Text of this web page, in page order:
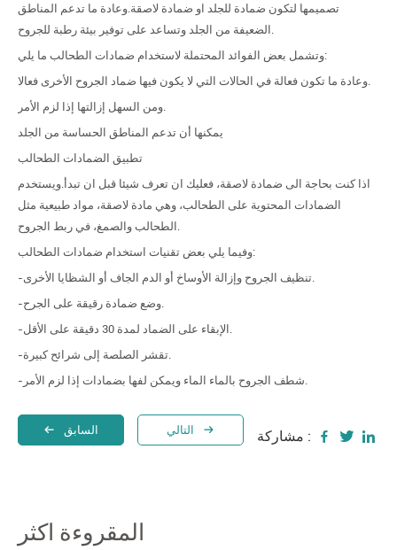
تصميمها لتكون ضمادة للجلد او ضمادة لاصقة.وعادة ما تدعم المناطق
الضعيفة من الجلد وتساعد على توفير بيئة رطبة للجروح.
وتشمل بعض الفوائد المحتملة لاستخدام ضمادات الطحالب ما يلي:
وعادة ما تكون فعالة في الحالات التي لا يكون فيها ضماد الجروح الأخرى فعالا.
ومن السهل إزالتها إذا لزم الأمر.
يمكنها أن تدعم المناطق الحساسة من الجلد
تطبيق الضمادات الطحالب
اذا كنت بحاجة الى ضمادة لاصقة، فعليك ان تعرف شيئا قبل ان تبدأ.ويستخدم
الضمادات المحتوية على الطحالب، وهي مادة لاصقة، مواد طبيعية مثل
الطحالب والصمغ، في ربط الجروح.
وفيما يلي بعض تقنيات استخدام ضمادات الطحالب:
-تنظيف الجروح وإزالة الأوساخ أو الدم الجاف أو الشظايا الأخرى.
-وضع ضمادة رقيقة على الجرح.
-الإبقاء على الضماد لمدة 30 دقيقة على الأقل.
-تقشر الصلصة إلى شرائح كبيرة.
-شطف الجروح بالماء الماء ويمكن لفها بضمادات إذا لزم الأمر.
السابق التالي مشاركة :
المقروءة اكثر